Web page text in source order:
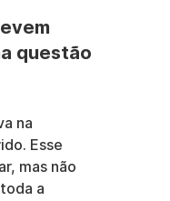
questão
na
Esse
mas não
a